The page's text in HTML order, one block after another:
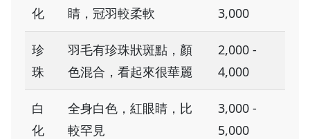
化
睛，冠羽較柔軟
3,000
珍
珠
羽毛有珍珠狀斑點，顏
色混合，看起來很華麗
2,000 -
4,000
白
化
全身白色，紅眼睛，比
較罕見
3,000 -
5,000